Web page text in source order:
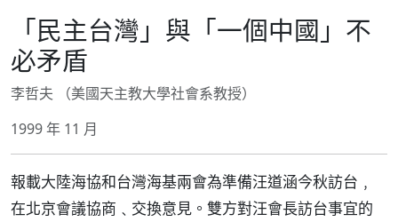
「民主台灣」與「一個中國」不
必矛盾
李哲夫 （美國天主教大學社會系教授）
1999 年 11 月
報載大陸海協和台灣海基兩會為準備汪道涵今秋訪台﹐
在北京會議協商﹑交換意見。雙方對汪會長訪台事宜的